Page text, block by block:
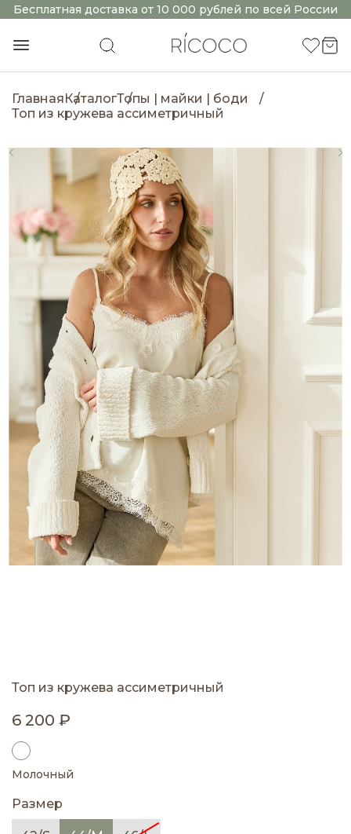
Бесплатная доставка от 10 000 рублей по всей России
ГлавнаяКаталогТопы | майки | боди
Топ из кружева ассиметричный
Топ из кружева ассиметричный
6 200 ₽
Молочный
Размер